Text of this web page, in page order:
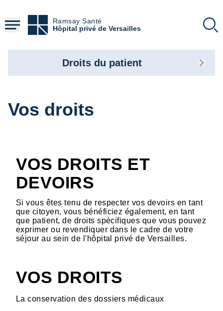
contenu
principal
Ramsay Santé
Hôpital privé de Versailles
Vos droits
VOS DROITS ET
DEVOIRS
Si vous êtes tenu de respecter vos devoirs en tant
que citoyen, vous bénéficiez également, en tant
que patient, de droits spécifiques que vous pouvez
exprimer ou revendiquer dans le cadre de votre
séjour au sein de l'hôpital privé de Versailles.
VOS DROITS
La conservation des dossiers médicaux
Droits du patient